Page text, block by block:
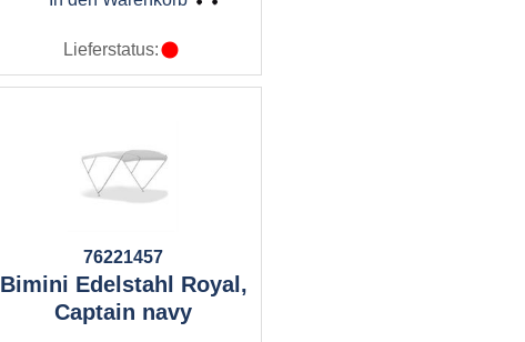
Lieferstatus:
76221457
Bimini Edelstahl Royal,
Captain navy